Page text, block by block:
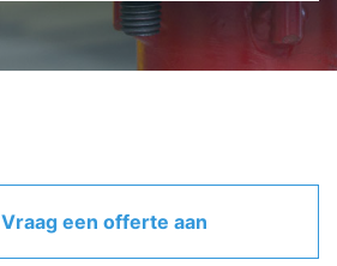
Vraag een offerte aan